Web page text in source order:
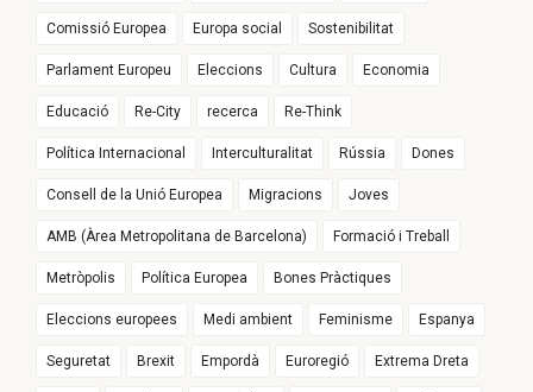
Comissió Europea Europa social Sostenibilitat
Parlament Europeu Eleccions Cultura Economia
Educació Re-City recerca Re-Think
Política Internacional Interculturalitat Rússia Dones
Consell de la Unió Europea Migracions Joves
AMB (Àrea Metropolitana de Barcelona) Formació i Treball
Metròpolis Política Europea Bones Pràctiques
Eleccions europees Medi ambient Feminisme Espanya
Seguretat Brexit Empordà Euroregió Extrema Dreta